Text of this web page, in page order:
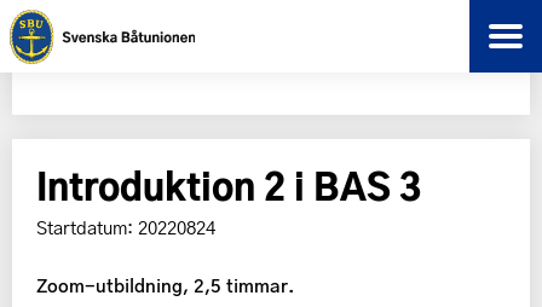
Introduktion 2 i BAS 3
Startdatum: 20220824
Zoom-utbildning, 2,5 timmar.